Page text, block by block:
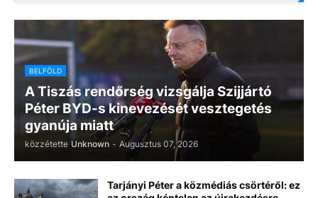
BELFÖLD
A Tiszás rendőrség vizsgálja Szijjártó
Péter BYD-s kinevezését vesztegetés
gyanúja miatt
közzétette Unknown - Augusztus 07, 2026
Tarjányi Péter a közmédiás csörtéről: ez